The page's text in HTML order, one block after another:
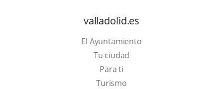
valladolid.es
El Ayuntamiento
Tu ciudad
Para ti
TurismoThis